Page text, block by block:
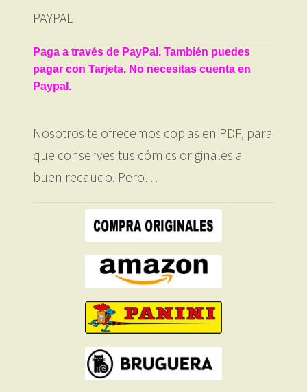
PAYPAL
Paga a través de PayPal. También puedes
pagar con Tarjeta. No necesitas cuenta en
Paypal.
Nosotros te ofrecemos copias en PDF, para
que conserves tus cómics originales a
buen recaudo. Pero…